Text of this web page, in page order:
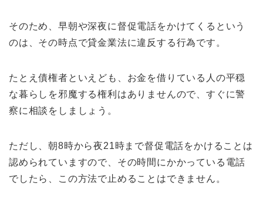
そのため、早朝や深夜に督促電話をかけてくるという
のは、その時点で貸金業法に違反する行為です。
たとえ債権者といえども、お金を借りている人の平穏
な暮らしを邪魔する権利はありませんので、すぐに警
察に相談をしましょう。
ただし、朝8時から夜21時まで督促電話をかけることは
認められていますので、その時間にかかっている電話
でしたら、この方法で止めることはできません。